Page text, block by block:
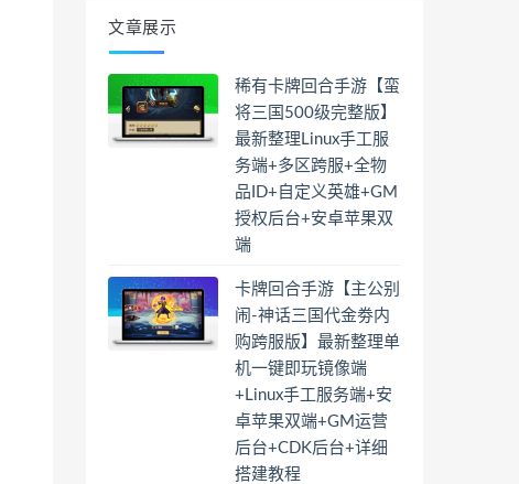
文章展示
稀有卡牌回合手游【蛮
将三国500级完整版】
最新整理Linux手工服
务端+多区跨服+全物
品ID+自定义英雄+GM
授权后台+安卓苹果双
端
卡牌回合手游【主公别
闹-神话三国代金劵内
购跨服版】最新整理单
机一键即玩镜像端
+Linux手工服务端+安
卓苹果双端+GM运营
后台+CDK后台+详细
搭建教程